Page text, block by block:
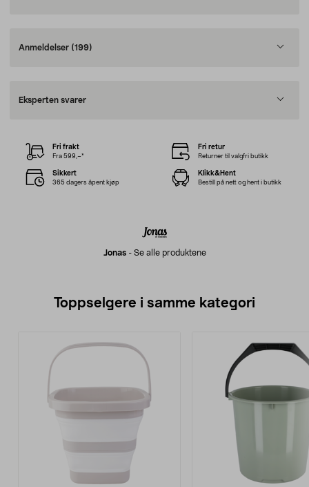
Anmeldelser (199)
Eksperten svarer
Jonas- Se alle produktene
Fri frakt
Fra 599,–*
Fri retur
Returner til valgfri butikk
Sikkert
365 dagers åpent kjøp
Klikk&Hent
Bestill på nett og hent i butikk
Toppselgere i samme kategori